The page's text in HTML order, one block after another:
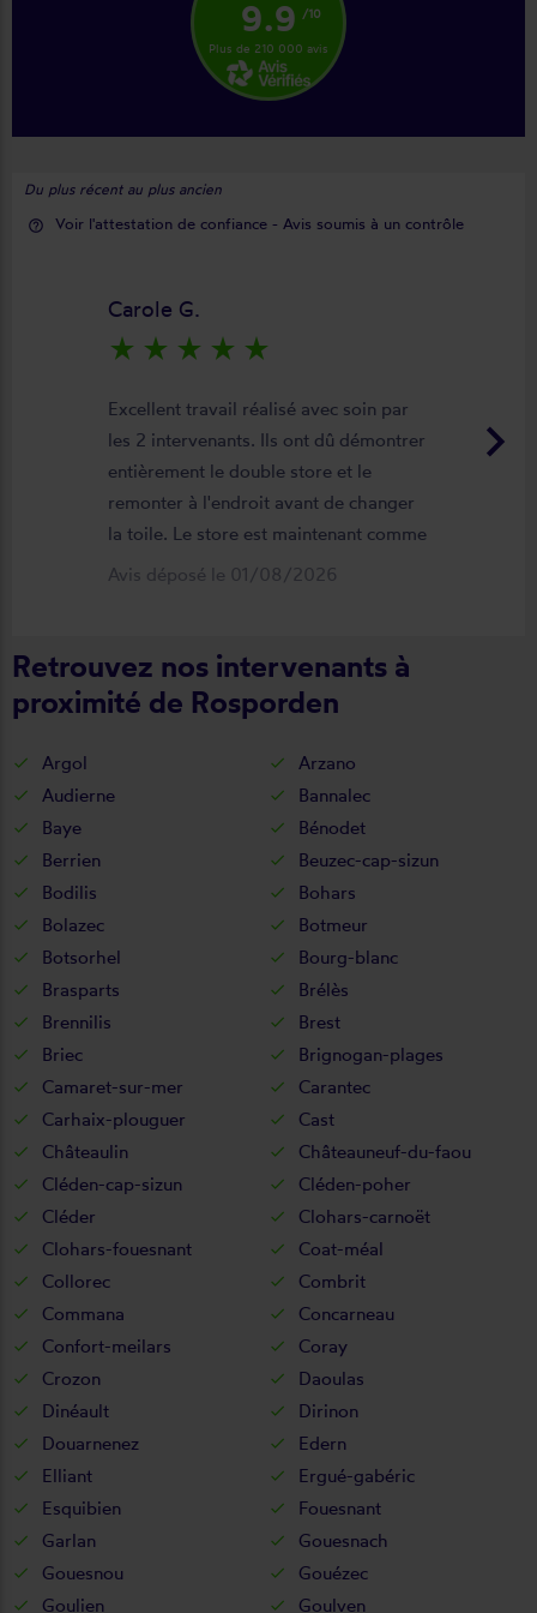
9.9 /10
Plus de 210 000 avis
Du plus récent au plus ancien
help_outline Voir l'attestation de confiance - Avis soumis à un contrôle
keyboard_arrow_right
Carole G.
star_rate star_rate star_rate star_rate star_rate
Excellent travail réalisé avec soin par
les 2 intervenants. Ils ont dû démontrer
entièrement le double store et le
remonter à l'endroit avant de changer
la toile. Le store est maintenant comme
neuf, parfaitement positionné et
Avis déposé le 01/08/2026
Retrouvez nos intervenants à
proximité de Rosporden
Argol
Arzano
Audierne
Bannalec
Baye
Bénodet
Berrien
Beuzec-cap-sizun
Bodilis
Bohars
Bolazec
Botmeur
Botsorhel
Bourg-blanc
Brasparts
Brélès
Brennilis
Brest
Briec
Brignogan-plages
Camaret-sur-mer
Carantec
Carhaix-plouguer
Cast
Châteaulin
Châteauneuf-du-faou
Cléden-cap-sizun
Cléden-poher
Cléder
Clohars-carnoët
Clohars-fouesnant
Coat-méal
Collorec
Combrit
Commana
Concarneau
Confort-meilars
Coray
Crozon
Daoulas
Dinéault
Dirinon
Douarnenez
Edern
Elliant
Ergué-gabéric
Esquibien
Fouesnant
Garlan
Gouesnach
Gouesnou
Gouézec
Goulien
Goulven